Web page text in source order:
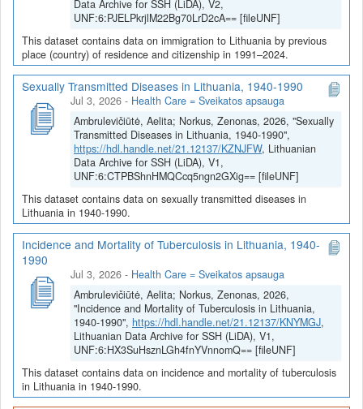
Data Archive for SSH (LiDA), V2,
UNF:6:PJELPkrjlM22Bg70LrD2cA== [fileUNF]
This dataset contains data on immigration to Lithuania by previous
place (country) of residence and citizenship in 1991–2024.
Sexually Transmitted Diseases in Lithuania, 1940-1990
Jul 3, 2026 - Health Care = Sveikatos apsauga
Ambrulevičiūtė, Aelita; Norkus, Zenonas, 2026, "Sexually
Transmitted Diseases in Lithuania, 1940-1990",
https://hdl.handle.net/21.12137/KZNJFW, Lithuanian
Data Archive for SSH (LiDA), V1,
UNF:6:CTPBShnHMQCcq5ngn2GXig== [fileUNF]
This dataset contains data on sexually transmitted diseases in
Lithuania in 1940-1990.
Incidence and Mortality of Tuberculosis in Lithuania, 1940-
1990
Jul 3, 2026 - Health Care = Sveikatos apsauga
Ambrulevičiūtė, Aelita; Norkus, Zenonas, 2026,
"Incidence and Mortality of Tuberculosis in Lithuania,
1940-1990", https://hdl.handle.net/21.12137/KNYMGJ,
Lithuanian Data Archive for SSH (LiDA), V1,
UNF:6:HX3SuHsznLGh4fnYVnnomQ== [fileUNF]
This dataset contains data on incidence and mortality of tuberculosis
in Lithuania in 1940-1990.